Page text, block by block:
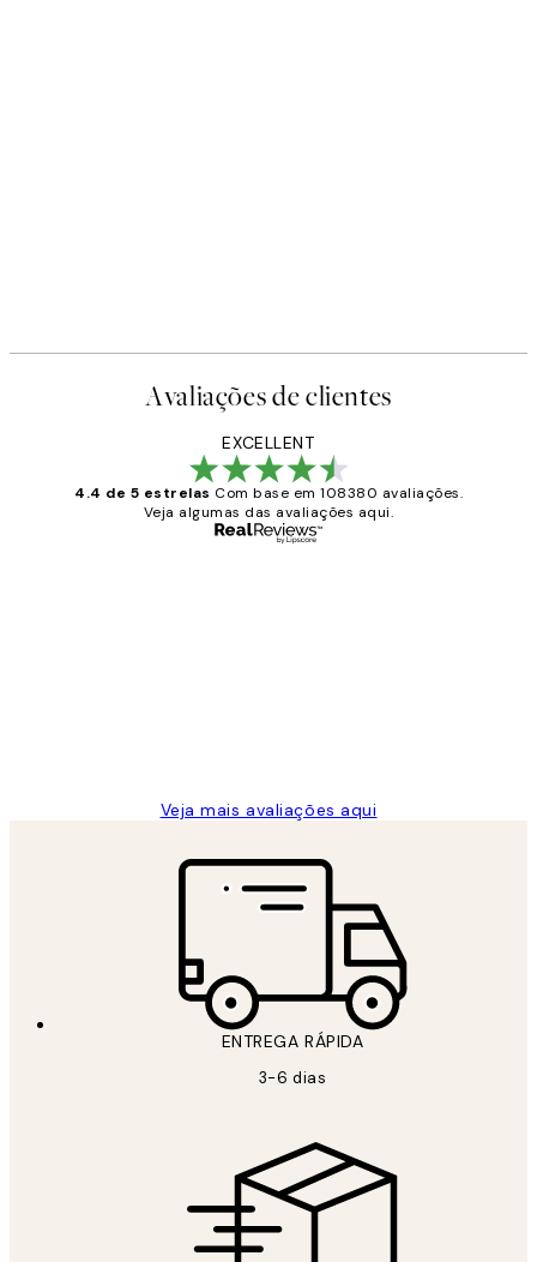
Avaliações de clientes
EXCELLENT
4.4 de 5 estrelas Com base em 108380 avaliações.
Veja algumas das avaliações aqui.
Veja mais avaliações aqui
ENTREGA RÁPIDA
3-6 dias